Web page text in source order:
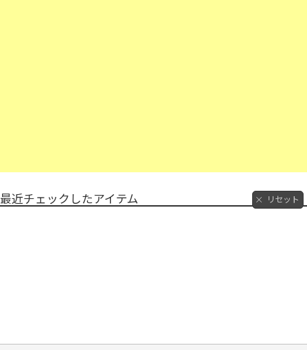
最近チェックしたアイテム リセット